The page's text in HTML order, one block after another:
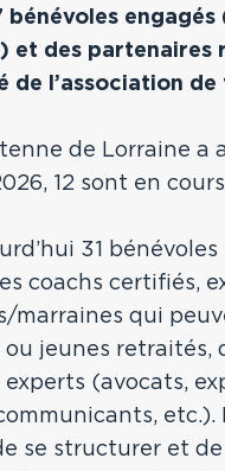
bénévoles
et des partenaires
de l’association
de Lorraine a
12 sont en cours
31
coachs certifiés,
marraines qui
jeunes retraités,
(avocats,
etc.).
se structurer et